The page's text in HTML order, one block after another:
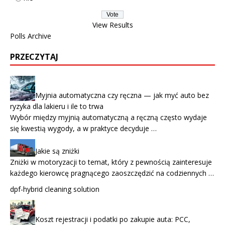
View Results
Polls Archive
PRZECZYTAJ
Myjnia automatyczna czy ręczna — jak myć auto bez
ryzyka dla lakieru i ile to trwa
Wybór między myjnią automatyczną a ręczną często wydaje
się kwestią wygody, a w praktyce decyduje …
Jakie są zniżki
Zniżki w motoryzacji to temat, który z pewnością zainteresuje
każdego kierowcę pragnącego zaoszczędzić na codziennych …
dpf-hybrid cleaning solution
Koszt rejestracji i podatki po zakupie auta: PCC,